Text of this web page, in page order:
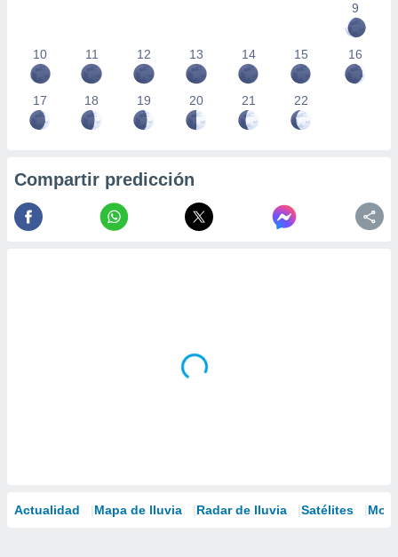
9
10 11 12 13 14 15 16
17 18 19 20 21 22
Compartir predicción
Actualidad Mapa de lluvia Radar de lluvia Satélites